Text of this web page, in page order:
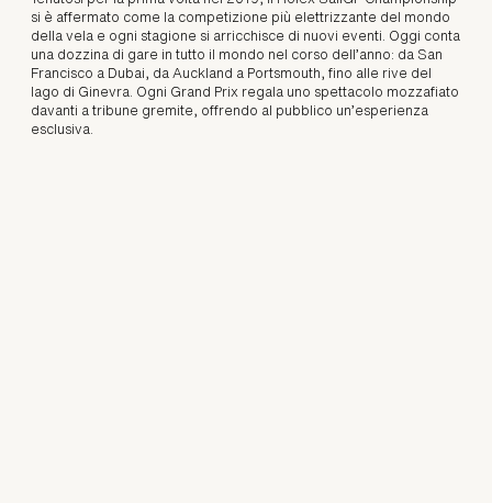
si è affermato come la competizione più elettrizzante del mondo
della vela e ogni stagione si arricchisce di nuovi eventi. Oggi conta
una dozzina di gare in tutto il mondo nel corso dell’anno: da San
Francisco a Dubai, da Auckland a Portsmouth, fino alle rive del
lago di Ginevra. Ogni Grand Prix regala uno spettacolo mozzafiato
davanti a tribune gremite, offrendo al pubblico un’esperienza
esclusiva.